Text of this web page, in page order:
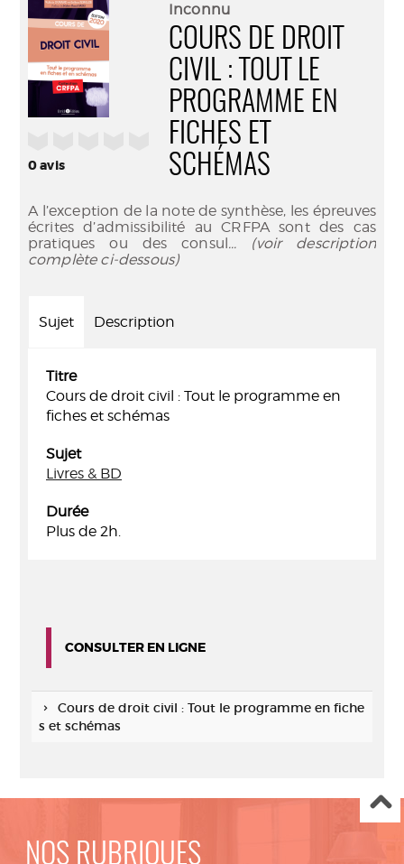
0avis
Inconnu
COURS DE DROIT
CIVIL : TOUT LE
PROGRAMME EN
FICHES ET
SCHÉMAS
A l’exception de la note de synthèse, les épreuves
écrites d’admissibilité au CRFPA sont des cas
pratiques ou des consul... (voir description
complète ci-dessous)
Sujet Description
Titre
Cours de droit civil : Tout le programme en
fiches et schémas
Sujet
Livres & BD
Durée
Plus de 2h.
CONSULTER EN LIGNE
Cours de droit civil : Tout le programme en fiche
s et schémas
NOS RUBRIQUES